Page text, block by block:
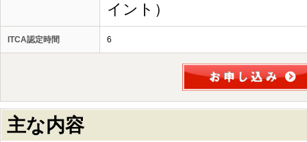
イント）
ITCA認定時間 6
主な内容